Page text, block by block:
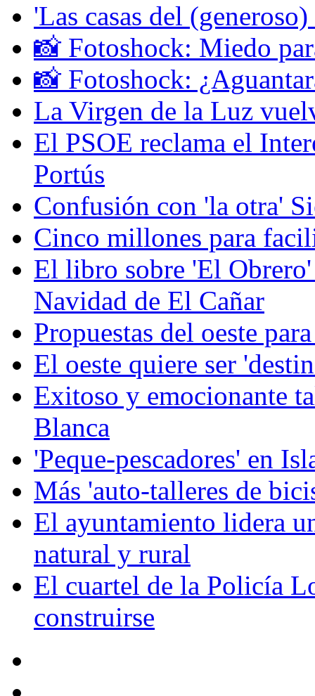
'Las casas del
📸 Fotoshock: Miedo
📸 Fotoshock:
La Virgen de la Luz
El PSOE reclama el
Portús
Confusión con 'la otra'
Cinco millones para
El libro sobre 'El Obrero'
Navidad de El Cañar
Propuestas del oeste
El oeste quiere ser
Exitoso y emocionante
Blanca
'Peque-pescadores' en
Más 'auto-talleres de
El ayuntamiento lidera
natural y rural
El cuartel de la Policía
construirse